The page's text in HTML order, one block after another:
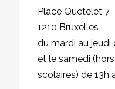
Place Quetelet 7
1210 Bruxelles
du mardi au jeudi
et le samedi
scolaires) de 13h